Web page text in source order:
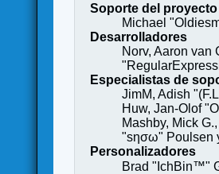
Soporte del proyecto
Michael
Desarrolladores
Norv, Aaron van
Especialistas de
JimM, Adish
Huw, Jan-Olof
Mashby, Mick
"sησω" Poulsen
Personalizadores
Brad "IchBin™"